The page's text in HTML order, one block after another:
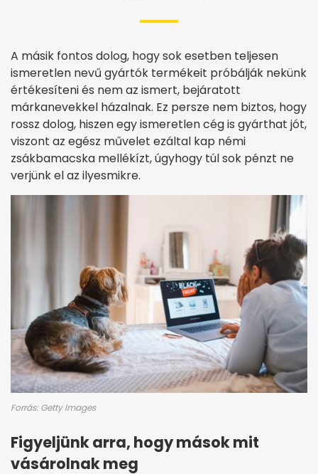
A másik fontos dolog, hogy sok esetben teljesen
ismeretlen nevű gyártók termékeit próbálják nekünk
értékesíteni és nem az ismert, bejáratott
márkanevekkel házalnak. Ez persze nem biztos, hogy
rossz dolog, hiszen egy ismeretlen cég is gyárthat jót,
viszont az egész művelet ezáltal kap némi
zsákbamacska mellékízt, úgyhogy túl sok pénzt ne
verjünk el az ilyesmikre.
Forrás: Getty Images
Figyeljünk arra, hogy mások mit
vásárolnak meg